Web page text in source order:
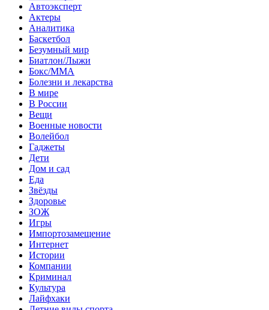
Автоэксперт
Актеры
Аналитика
Баскетбол
Безумный мир
Биатлон/Лыжи
Бокс/MMA
Болезни и лекарства
В мире
В России
Вещи
Военные новости
Волейбол
Гаджеты
Дети
Дом и сад
Еда
Звёзды
Здоровье
ЗОЖ
Игры
Импортозамещение
Интернет
Истории
Компании
Криминал
Культура
Лайфхаки